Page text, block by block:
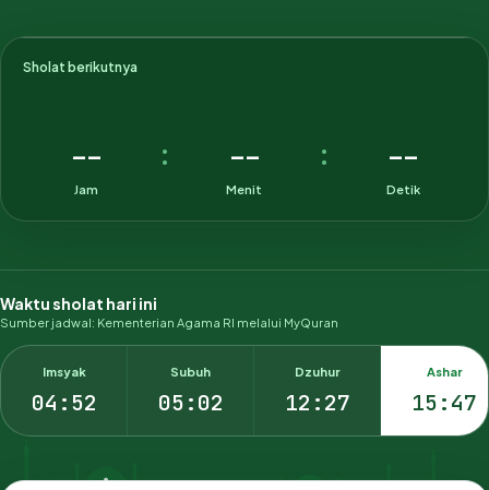
Sholat berikutnya
--
Jam
: --
Menit
: --
Detik
Waktu sholat hari ini
Sumber jadwal: Kementerian Agama RI melalui MyQuran
Imsyak
04:52
Subuh
05:02
Dzuhur
12:27
Ashar
15:47